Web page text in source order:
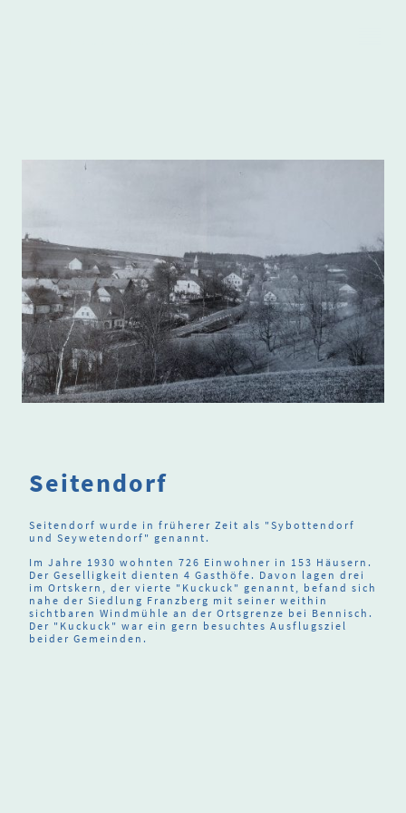
Seitendorf
Seitendorf wurde in früherer Zeit als "Sybottendorf
und Seywetendorf" genannt.
Im Jahre 1930 wohnten 726 Einwohner in 153 Häusern.
Der Geselligkeit dienten 4 Gasthöfe. Davon lagen drei
im Ortskern, der vierte "Kuckuck" genannt, befand sich
nahe der Siedlung Franzberg mit seiner weithin
sichtbaren Windmühle an der Ortsgrenze bei Bennisch.
Der "Kuckuck" war ein gern besuchtes Ausflugsziel
beider Gemeinden.